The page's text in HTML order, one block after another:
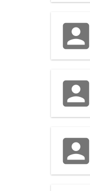
account_box
account_box
account_box